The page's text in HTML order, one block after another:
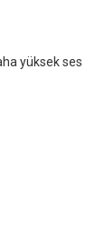
yüksek ses